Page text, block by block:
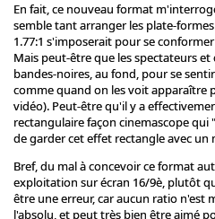
En fait, ce nouveau format
semble tant arranger les plate-
1.77:1 s'imposerait pour se
Mais peut-être que les spectateurs
bandes-noires, au fond, pour se
comme quand on les voit apparaître
vidéo). Peut-être qu'il y a
rectangulaire façon cinemascope qui
de garder cet effet rectangle avec un
Bref, du mal à concevoir ce format
exploitation sur écran 16/9è, plutôt
être une erreur, car aucun ratio n'est
l'absolu, et peut très bien être aimé